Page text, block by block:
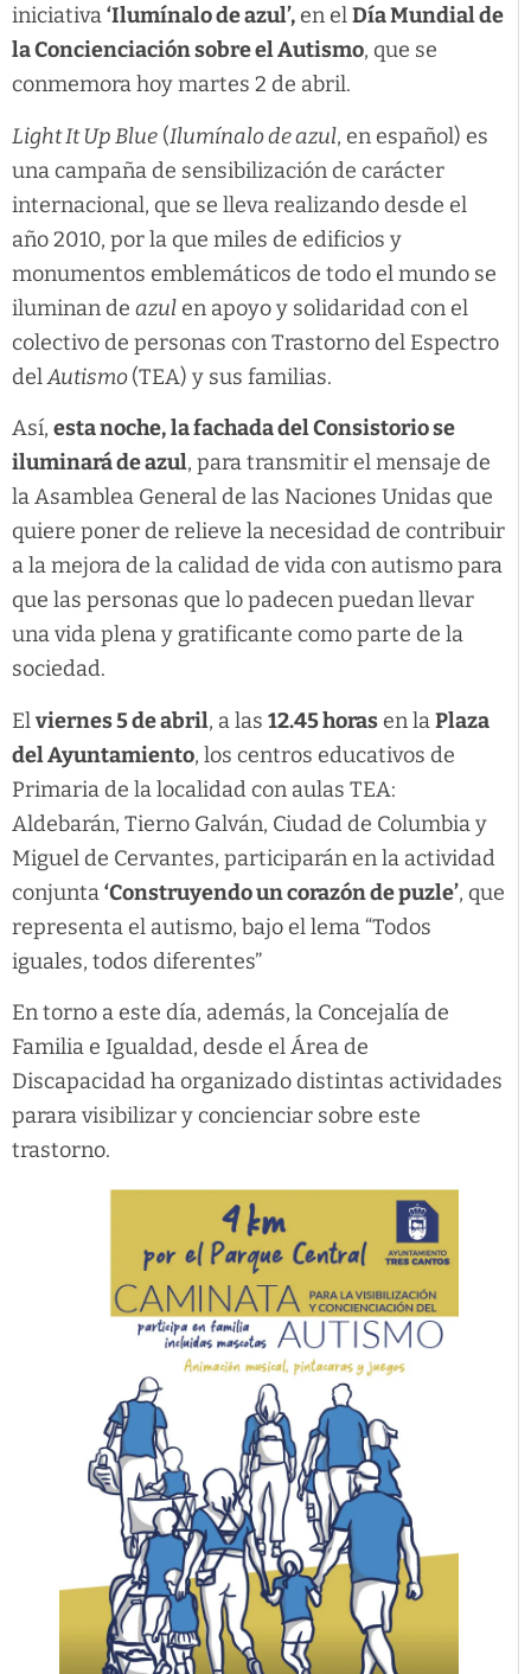
iniciativa‘Ilumínalo de azul’, en elDía Mundial de
la Concienciación sobre el Autismo, que se
conmemora hoy martes 2 de abril.
Light It Up Blue (Ilumínalo de azul, en español) es
una campaña de sensibilización de carácter
internacional, que se lleva realizando desde el
año 2010, por la que miles de edificios y
monumentos emblemáticos de todo el mundo se
iluminan de azul en apoyo y solidaridad con el
colectivo de personas con Trastorno del Espectro
delAutismo(TEA) y sus familias.
Así, esta noche,la fachada del Consistorio se
iluminará de azul, para transmitir el mensaje de
la Asamblea General de las Naciones Unidas que
quiere poner de relieve la necesidad de contribuir
a la mejora de la calidad de vida con autismo para
que las personas que lo padecen puedan llevar
una vida plena y gratificante como parte de la
sociedad.
Elviernes 5 de abril, a las 12.45 horas en laPlaza
del Ayuntamiento, los centros educativos de
Primaria de la localidad con aulas TEA:
Aldebarán, Tierno Galván, Ciudad de Columbia y
Miguel de Cervantes, participarán en la actividad
conjunta‘Construyendo un corazón de puzle’, que
representa el autismo, bajo el lema “Todos
iguales, todos diferentes”
En torno a este día, además, la Concejalía de
Familia e Igualdad, desde el Área de
Discapacidad ha organizado distintas actividades
parara visibilizar y concienciar sobre este
trastorno.